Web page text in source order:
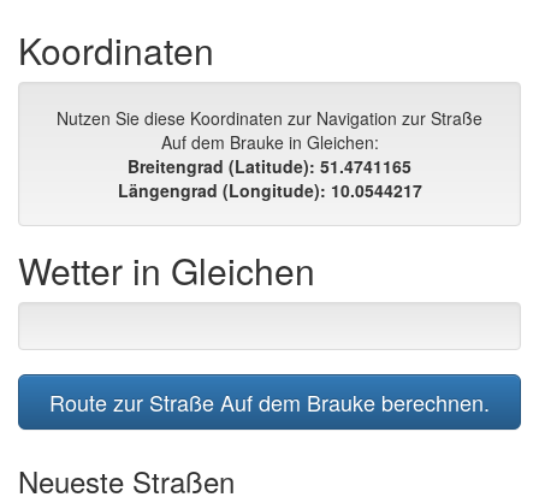
Koordinaten
Nutzen Sie diese Koordinaten zur Navigation zur Straße
Auf dem Brauke in Gleichen:
Breitengrad (Latitude): 51.4741165
Längengrad (Longitude): 10.0544217
Wetter in Gleichen
Route zur Straße Auf dem Brauke berechnen.
Neueste Straßen